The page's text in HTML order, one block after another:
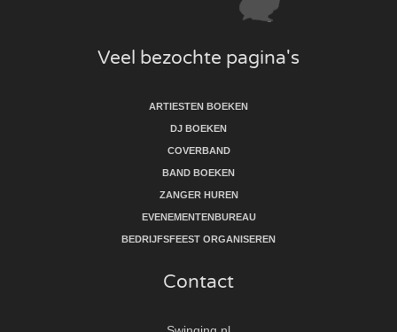
Veel bezochte pagina's
ARTIESTEN BOEKEN
DJ BOEKEN
COVERBAND
BAND BOEKEN
ZANGER HUREN
EVENEMENTENBUREAU
BEDRIJFSFEEST ORGANISEREN
Contact